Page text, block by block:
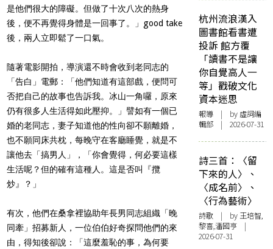
是他們很大的障礙。但做了十次八次的熱身
後，便不再覺得身體是一回事了。」good take
後，兩人立即鬆了一口氣。
隨著電影開拍，導演還不時會收到老同志的
「告白」電郵：「他們知道有這部戲，便問可
否把自己的故事也告訴我。冰山一角囉，原來
仍有很多人生活得如此壓抑。」譬如有一個已
婚的老同志，妻子知道他的性向卻不願離婚，
也不願同床共枕，每晚守在客廳睡覺，就是不
讓他去「搞男人」，「你會覺得，何必要這樣
生活呢？但的確有這種人。這是否叫『攬
炒』？」
有次，他們在桑拿裡協助年長男同志組織「晚
同牽」招募新人，一位伯伯好奇探問他們的來
由，得知後卻說：「這麼羞恥的事，為何要
杭州流浪漢入
圖書館看書遭
投訴 館方覆
「讀書不是讓
你自覺高人一
等」戳破文化
資本迷思
報導 | by 虛詞編
輯部 | 2026-07-31
詩三首：〈留
下來的人〉、
〈成名前〉、
〈行為藝術〉
詩歌 | by 王培智,
黎喜,潘國亨 |
2026-07-31